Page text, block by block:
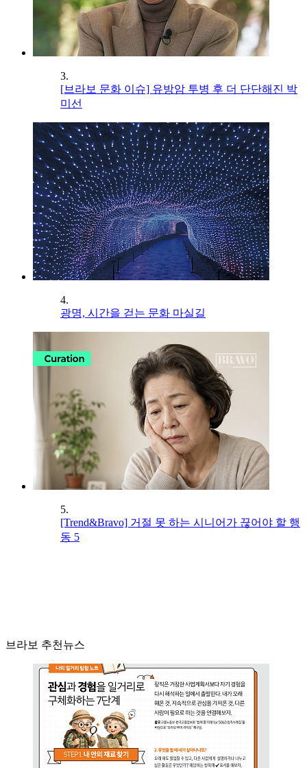
3.
[브라보 문화 이슈] 유방암 투병 후 더 단단해진 박
미선
4.
광명, 시간을 걷는 문화 마실길
5.
[Trend&Bravo] 거절 못 하는 시니어가 끊어야 할 행
동 5
브라보 추천뉴스